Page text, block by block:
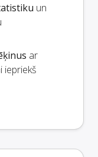
un
ar
iepriekš